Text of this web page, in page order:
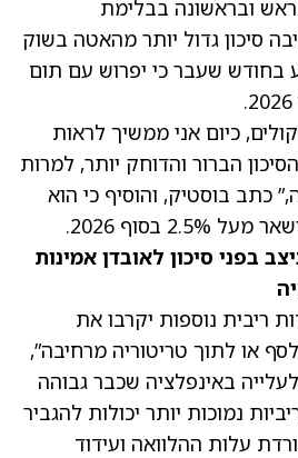
ובראשונה בבלימת
סיכון גדול יותר מהאטה בשוק
בחודש שעבר כי יפרוש עם תום
כיום אני ממשיך לראות
הברור והדוחק יותר, למרות
כתב בוסטיק, והוסיף כי הוא
בסוף 2026.
בפני סיכון לאובדן אמינות
ריבית נוספות יקרבו את
או לתוך טריטוריה מרחיבה”,
באינפלציה שכבר גבוהה
הפד. ריביות נמוכות יותר יכולות להגביר
עלות ההלוואה ועידוד